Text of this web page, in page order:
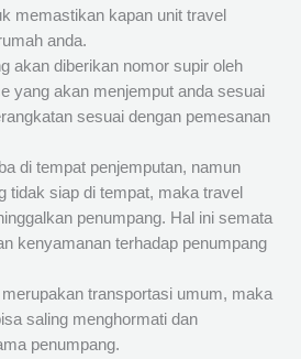
memastikan kapan unit travel
anda.
akan diberikan nomor supir oleh
yang akan menjemput anda sesuai
sesuai dengan pemesanan
di tempat penjemputan, namun
tidak siap di tempat, maka travel
penumpang. Hal ini semata
kenyamanan terhadap penumpang
transportasi umum, maka
saling menghormati dan
penumpang.